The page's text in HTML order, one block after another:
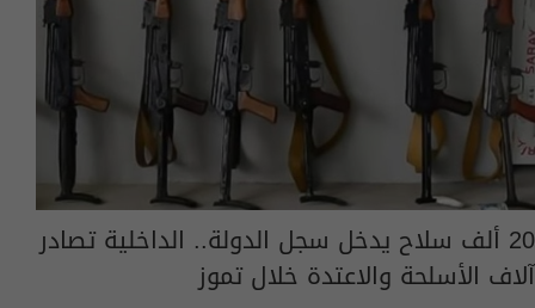
20 ألف سلاح يدخل سجل الدولة.. الداخلية تصادر
آلاف الأسلحة والاعتدة خلال تموز